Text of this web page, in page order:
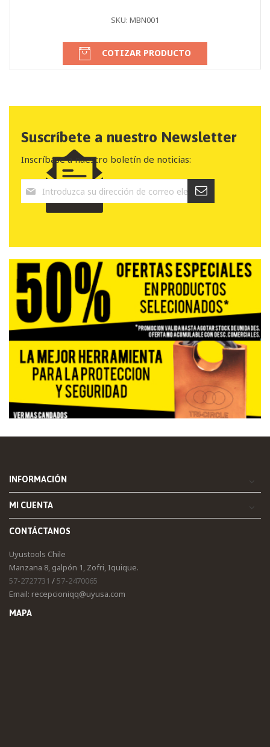
SKU: MBN001
COTIZAR PRODUCTO
Suscríbete a nuestro Newsletter
Inscríbase a nuestro boletín de noticias:
INFORMACIÓN
MI CUENTA
CONTÁCTANOS
Uyustools Chile
Manzana 8, galpón 1, Zofri, Iquique.
57-2727731 /57-2470065
Email: recepcioniqq@uyusa.com
MAPA